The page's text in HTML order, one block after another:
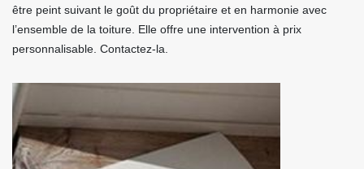
être peint suivant le goût du propriétaire et en harmonie avec
l’ensemble de la toiture. Elle offre une intervention à prix
personnalisable. Contactez-la.